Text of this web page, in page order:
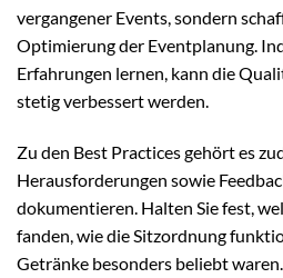
vergangener Events, sondern
Optimierung der Eventplanung.
Erfahrungen lernen, kann die
stetig verbessert werden.
Zu den Best Practices gehört es
Herausforderungen sowie
dokumentieren. Halten Sie fest,
fanden, wie die Sitzordnung
Getränke besonders beliebt